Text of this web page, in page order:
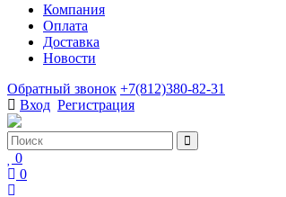
Компания
Оплата
Доставка
Новости
Обратный звонок +7(812)380-82-31
Вход Регистрация
0
0